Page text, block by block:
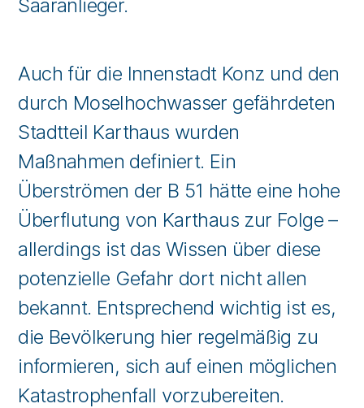
Saaranlieger.
Auch für die Innenstadt Konz und den
durch Moselhochwasser gefährdeten
Stadtteil Karthaus wurden
Maßnahmen definiert. Ein
Überströmen der B 51 hätte eine hohe
Überflutung von Karthaus zur Folge –
allerdings ist das Wissen über diese
potenzielle Gefahr dort nicht allen
bekannt. Entsprechend wichtig ist es,
die Bevölkerung hier regelmäßig zu
informieren, sich auf einen möglichen
Katastrophenfall vorzubereiten.